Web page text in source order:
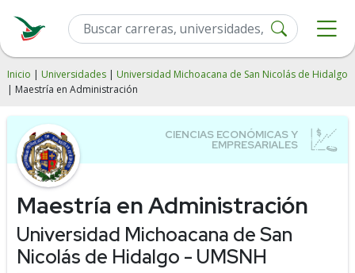
Inicio | Universidades | Universidad Michoacana de San Nicolás de Hidalgo
| Maestría en Administración
Maestría en Administración
Universidad Michoacana de San
Nicolás de Hidalgo - UMSNH